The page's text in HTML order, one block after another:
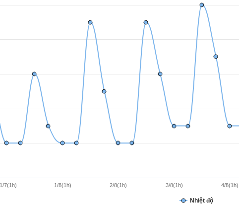
Nhiệt độ
7(1h) 1/8(1h) 2/8(1h) 3/8(1h) 4/8(1h)